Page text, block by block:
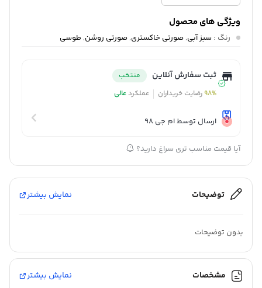
ویژگی های محصول
رنگ : سبز آبی,صورتی خاکستری,صورتی روشن, طوسی
ثبت سفارش آنلاین
منتخب
98%رضایت خریداران عملکردعالی
ارسال توسط ام جی 98
آیا قیمت مناسب تری سراغ دارید؟
توضیحات نمایش بیشتر
بدون توضیحات
مشخصات نمایش بیشتر